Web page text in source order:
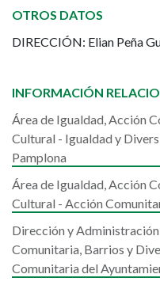
Cultural
del
de
Pamplona
OTROS DATOS
DIRECCIÓN: Elian Peña
INFORMACIÓN
Área de Igualdad, Acción
Cultural - Igualdad y
Pamplona
Área de Igualdad, Acción
Cultural - Acción
Dirección y
Comunitaria, Barrios y
Comunitaria del